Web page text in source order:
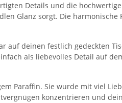
Details und die
Glanz sorgt. Die
auf deinen festlich gedeckten
als liebevolles Detail auf
Paraffin. Sie wurde mit viel
konzentrieren und